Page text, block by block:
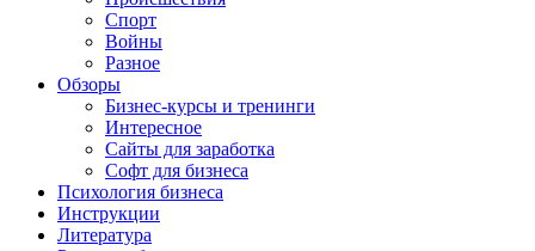
Спорт
Войны
Разное
Обзоры
Бизнес-курсы и тренинги
Интересное
Сайты для заработка
Софт для бизнеса
Психология бизнеса
Инструкции
Литература